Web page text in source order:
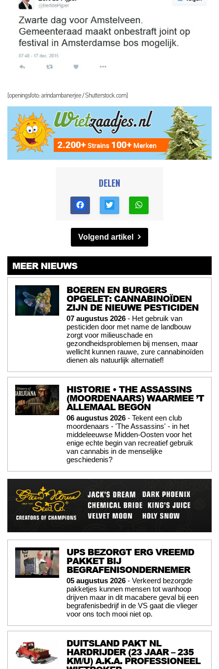
[openingsfoto: arindambanerjee / Shutterstock.com]
DELEN
Volgend artikel
MEER NIEUWS
BOEREN EN BURGERS
OPGELET: CANNABINOÏDEN
ZIJN DE NIEUWE PESTICIDEN
07 augustus 2026 - Het gebruik van
pesticiden door met name de landbouw
zorgt voor milieuschade en
gezondheidsproblemen bij mensen, maar
wellicht kunnen rauwe, zure cannabinoïden
dienen als natuurlijk alternatief!
HISTORIE • THE ASSASSINS
(MOORDENAARS) WAARMEE ’T
ALLEMAAL BEGON
06 augustus 2026 - Tekent een club
moordenaars - 'The Assassins' - in het
middeleeuwse Midden-Oosten voor het
enige echte begin van recreatief gebruik
van cannabis in de menselijke
geschiedenis?
UPS BEZORGT ERG VREEMD
PAKKET BIJ
BEGRAFENISONDERNEMER
05 augustus 2026 - Verkeerd bezorgde
pakketjes kunnen mensen tot wanhoop
drijven maar in dit macabere geval bij een
begrafenisbedrijf in de VS gaat die vlieger
voor ons toch mooi niet op.
DUITSLAND PAKT NL
HARDRIJDER (23 JAAR – 235
KM/U) A.K.A. PROFESSIONEEL